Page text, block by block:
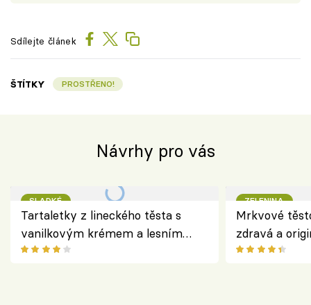
Sdílejte článek
ŠTÍTKY PROSTŘENO!
Návrhy pro vás
SLADKÉ
Tartaletky z lineckého těsta s
vanilkovým krémem a lesním
ovocem podle Bread Society
ZELENINA
Mrkvové
zdravá a
klasiky